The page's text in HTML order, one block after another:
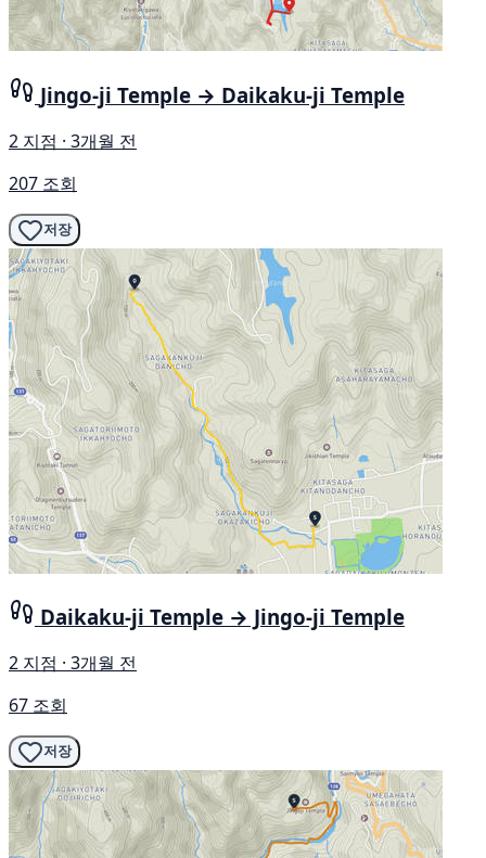
Jingo-ji Temple → Daikaku-ji Temple
2 지점 · 3개월 전
207 조회
저장
Daikaku-ji Temple → Jingo-ji Temple
2 지점 · 3개월 전
67 조회
저장